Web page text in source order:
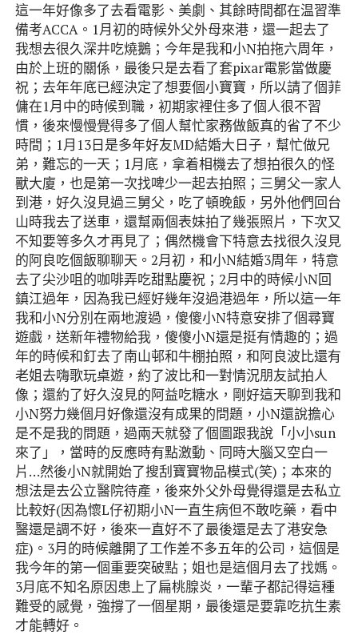
這一年好像多了去看電影、美劇、其餘時間都在温習準
備考ACCA。1月初的時候外父外母來港，還一起去了
我想去很久深井吃燒鵝；今年是我和小N拍拖六周年，
由於上班的關係，最後只是去看了套pixar電影當做慶
祝；去年年底已經決定了想要個小寶寶，所以請了個菲
傭在1月中的時候到職，初期家裡住多了個人很不習
慣，後來慢慢覺得多了個人幫忙家務做飯真的省了不少
時間；1月13日是多年好友MD結婚大日子，幫忙做兄
弟，難忘的一天；1月底，拿着相機去了想拍很久的怪
獸大廈，也是第一次找啤少一起去拍照；三舅父一家人
到港，好久沒見過三舅父，吃了頓晚飯，另外他們回台
山時我去了送車，還幫兩個表妹拍了幾張照片，下次又
不知要等多久才再見了；偶然機會下特意去找很久沒見
的阿良吃個飯聊聊天。2月初，和小N結婚3周年，特意
去了尖沙咀的咖啡弄吃甜點慶祝；2月中的時候小N回
鎮江過年，因為我已經好幾年沒過港過年，所以這一年
我和小N分別在兩地渡過，傻傻小N特意安排了個尋寶
遊戲，送新年禮物給我，傻傻小N還是挺有情趣的；過
年的時候和釘去了南山邨和牛棚拍照，和阿良波比還有
老姐去嗨歌玩桌遊，約了波比和一對情況朋友試拍人
像；還約了好久沒見的阿益吃糖水，剛好這天聊到我和
小N努力幾個月好像還沒有成果的問題，小N還說擔心
是不是我的問題，過兩天就發了個圖跟我說「小小sun
來了」，當時的反應時有點激動、同時大腦又空白一
片…然後小N就開始了搜刮寶寶物品模式(笑)；本來的
想法是去公立醫院待產，後來外父外母覺得還是去私立
比較好(因為懷L仔初期小N一直生病但不敢吃藥，看中
醫還是調不好，後來一直好不了最後還是去了港安急
症)。3月的時候離開了工作差不多五年的公司，這個是
我今年的第一個重要突破點；姐也是這個月去了找媽。
3月底不知名原因患上了扁桃腺炎，一輩子都記得這種
難受的感覺，強撐了一個星期，最後還是要靠吃抗生素
才能轉好。